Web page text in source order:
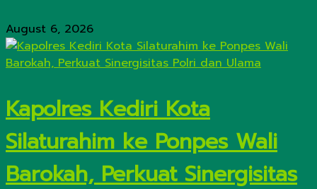
August 6, 2026
Kapolres Kediri Kota
Silaturahim ke Ponpes Wali
Barokah, Perkuat Sinergisitas